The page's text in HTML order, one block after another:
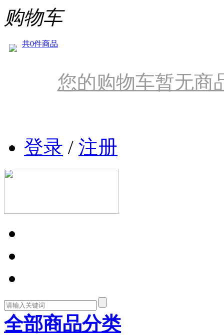
购物车
共0件商品
您的购物车暂无商
登录 / 注册
全部商品分类